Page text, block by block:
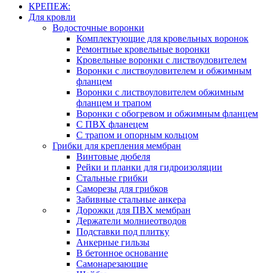
КРЕПЕЖ:
Для кровли
Водосточные воронки
Комплектующие для кровельных воронок
Ремонтные кровельные воронки
Кровельные воронки с листвоуловителем
Воронки с листвоуловителем и обжимным
фланцем
Воронки с листвоуловителем обжимным
фланцем и трапом
Воронки с обогревом и обжимным фланцем
С ПВХ фланецем
С трапом и опорным кольцом
Грибки для крепления мембран
Винтовые дюбеля
Рейки и планки для гидроизоляции
Стальные грибки
Саморезы для грибков
Забивные стальные анкера
Дорожки для ПВХ мембран
Держатели молниеотводов
Подставки под плитку
Анкерные гильзы
В бетонное основание
Самонарезающие